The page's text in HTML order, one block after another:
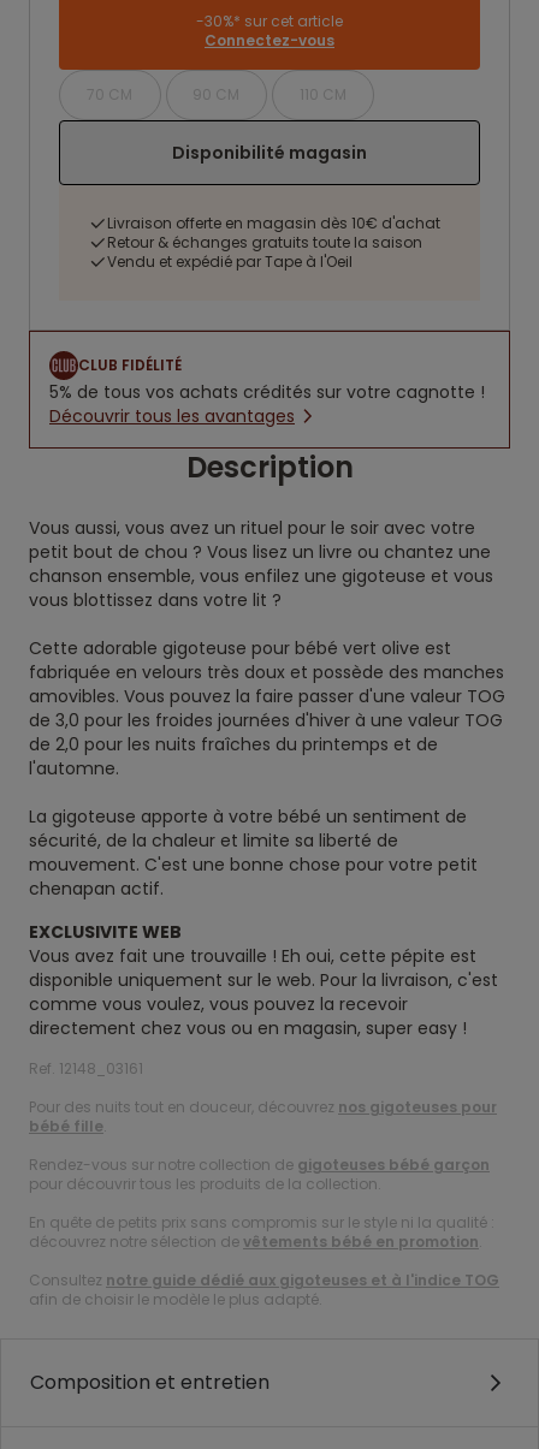
-30%* sur cet article
Connectez-vous
70 CM 90 CM 110 CM
Disponibilité magasin
Livraison offerte en magasin dès 10€ d'achat
Retour & échanges gratuits toute la saison
Vendu et expédié par Tape à l'Oeil
CLUB FIDÉLITÉ
5% de tous vos achats crédités sur votre cagnotte !
Découvrir tous les avantages
Description
Vous aussi, vous avez un rituel pour le soir avec votre
petit bout de chou ? Vous lisez un livre ou chantez une
chanson ensemble, vous enfilez une gigoteuse et vous
vous blottissez dans votre lit ?
Cette adorable gigoteuse pour bébé vert olive est
fabriquée en velours très doux et possède des manches
amovibles. Vous pouvez la faire passer d'une valeur TOG
de 3,0 pour les froides journées d'hiver à une valeur TOG
de 2,0 pour les nuits fraîches du printemps et de
l'automne.
La gigoteuse apporte à votre bébé un sentiment de
sécurité, de la chaleur et limite sa liberté de
mouvement. C'est une bonne chose pour votre petit
chenapan actif.
EXCLUSIVITE WEB
Vous avez fait une trouvaille ! Eh oui, cette pépite est
disponible uniquement sur le web. Pour la livraison, c'est
comme vous voulez, vous pouvez la recevoir
directement chez vous ou en magasin, super easy !
Ref. 12148_03161
Pour des nuits tout en douceur, découvrez nos gigoteuses pour
bébé fille.
Rendez-vous sur notre collection de gigoteuses bébé garçon
pour découvrir tous les produits de la collection.
En quête de petits prix sans compromis sur le style ni la qualité :
découvrez notre sélection devêtements bébé en promotion.
Consultez notre guide dédié aux gigoteuses et à l'indice TOG
afin de choisir le modèle le plus adapté.
Composition et entretien